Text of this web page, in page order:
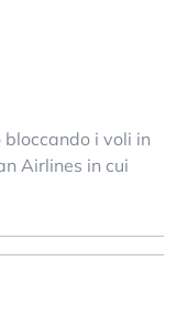
i voli in
Airlines in cui